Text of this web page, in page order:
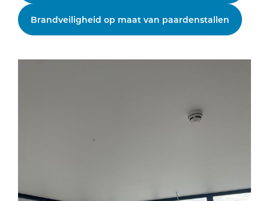
Brandveiligheid op maat van paardenstallen